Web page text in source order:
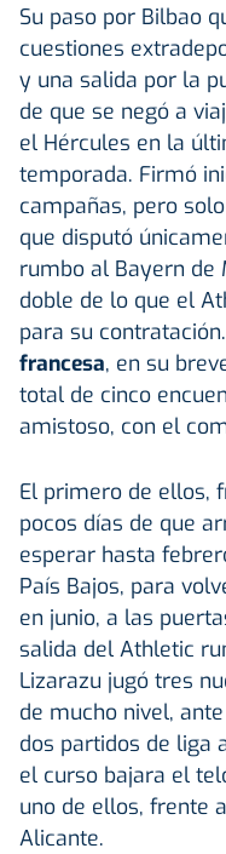
Su paso por Bilbao
cuestiones
y una salida por la
de que se negó a
el Hércules en la
temporada. Firmó
campañas, pero
que disputó
rumbo al Bayern de
doble de lo que el
para su contratación.
francesa, en su
total de cinco
amistoso, con el
El primero de ellos,
pocos días de que
esperar hasta
País Bajos, para
en junio, a las
salida del Athletic
Lizarazu jugó tres
de mucho nivel,
dos partidos de liga
el curso bajara el
uno de ellos, frente
Alicante.